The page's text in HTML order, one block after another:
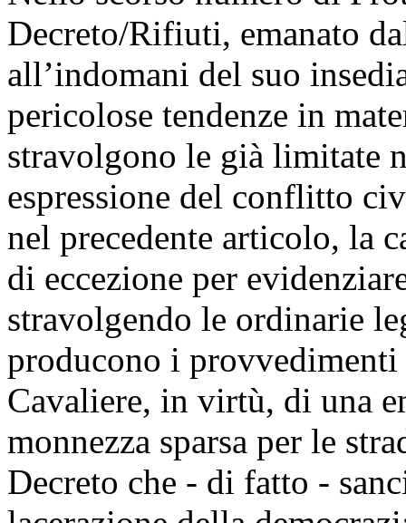
Decreto/Rifiuti, emanato
all’indomani del suo
pericolose tendenze in
stravolgono le già limitate
espressione del conflitto
nel precedente articolo, la
di eccezione per
stravolgendo le ordinarie
producono i
Cavaliere, in virtù, di una
monnezza sparsa per le
Decreto che - di fatto -